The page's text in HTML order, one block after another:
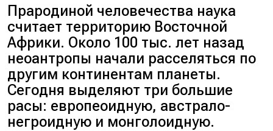
Прародиной человечества наука
считает территорию Восточной
Африки. Около 100 тыс. лет назад
неоантропы начали расселяться по
другим континентам планеты.
Сегодня выделяют три большие
расы: европеоидную, австрало-
негроидную и монголоидную.